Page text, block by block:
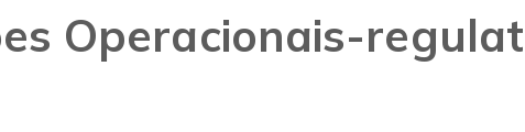
Operacionais-